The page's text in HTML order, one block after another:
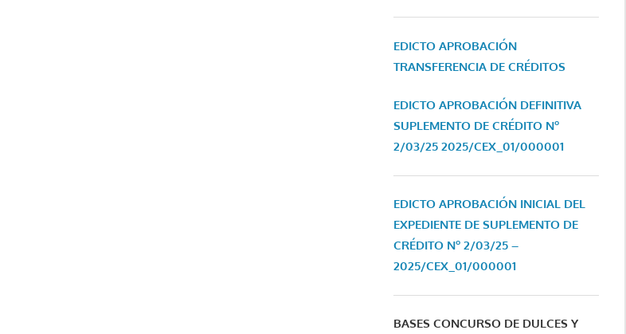
EDICTO APROBACIÓN
TRANSFERENCIA DE CRÉDITOS
EDICTO APROBACIÓN DEFINITIVA
SUPLEMENTO DE CRÉDITO Nº
2/03/25 2025/CEX_01/000001
EDICTO APROBACIÓN INICIAL DEL
EXPEDIENTE DE SUPLEMENTO DE
CRÉDITO Nº 2/03/25 –
2025/CEX_01/000001
BASES CONCURSO DE DULCES Y